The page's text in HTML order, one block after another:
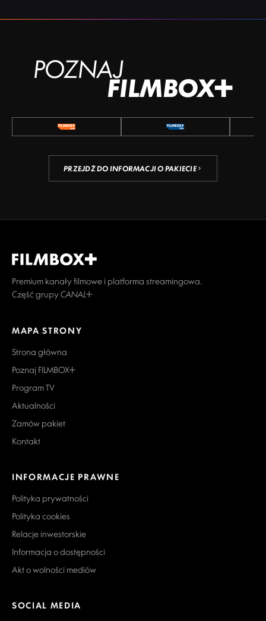
POZNAJ
FILMBOX+
PRZEJDŹ DO INFORMACJI O PAKIECIE
Premium kanały filmowe i platforma streamingowa.
Część grupy CANAL+
MAPA STRONY
Strona główna
Poznaj FILMBOX+
Program TV
Aktualności
Zamów pakiet
Kontakt
INFORMACJE PRAWNE
Polityka prywatności
Polityka cookies
Relacje inwestorskie
Informacja o dostępności
Akt o wolności mediów
SOCIAL MEDIA